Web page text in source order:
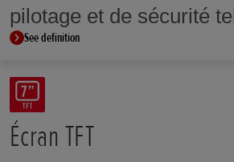
pilotage et de sécurité
en virage et le contrôle
de la roue arrière.
See definition
Écran TFT